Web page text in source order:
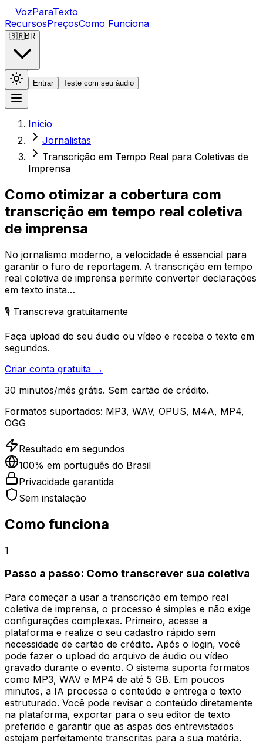
VozParaTexto
RecursosPreçosComo Funciona
🇧🇷BR
Entrar Teste com seu áudio
Início
Jornalistas
Transcrição em Tempo Real para Coletivas de
Imprensa
Como otimizar a cobertura com
transcrição em tempo real coletiva
de imprensa
No jornalismo moderno, a velocidade é essencial para
garantir o furo de reportagem. A transcrição em tempo
real coletiva de imprensa permite converter declarações
em texto insta…
🎙️ Transcreva gratuitamente
Faça upload do seu áudio ou vídeo e receba o texto em
segundos.
Criar conta gratuita →
30 minutos/mês grátis. Sem cartão de crédito.
Formatos suportados: MP3, WAV, OPUS, M4A, MP4,
OGG
Resultado em segundos
100% em português do Brasil
Privacidade garantida
Sem instalação
Como funciona
1
Passo a passo: Como transcrever sua coletiva
Para começar a usar a transcrição em tempo real
coletiva de imprensa, o processo é simples e não exige
configurações complexas. Primeiro, acesse a
plataforma e realize o seu cadastro rápido sem
necessidade de cartão de crédito. Após o login, você
pode fazer o upload do arquivo de áudio ou vídeo
gravado durante o evento. O sistema suporta formatos
como MP3, WAV e MP4 de até 5 GB. Em poucos
minutos, a IA processa o conteúdo e entrega o texto
estruturado. Você pode revisar o conteúdo diretamente
na plataforma, exportar para o seu editor de texto
preferido e garantir que as aspas dos entrevistados
estejam perfeitamente transcritas para a sua matéria.